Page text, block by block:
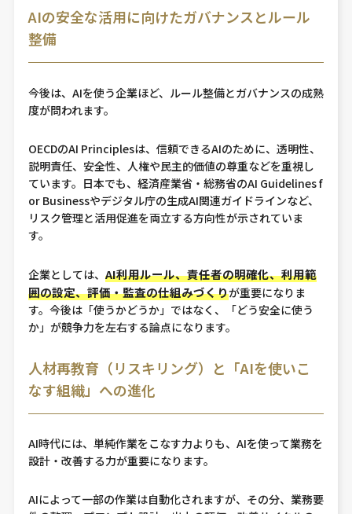
AIの安全な活用に向けたガバナンスとルール
整備
今後は、AIを使う企業ほど、ルール整備とガバナンスの成熟
度が問われます。
OECDのAI Principlesは、信頼できるAIのために、透明性、
説明責任、安全性、人権や民主的価値の尊重などを重視し
ています。日本でも、経済産業省・総務省のAI Guidelines f
or Businessやデジタル庁の生成AI関連ガイドラインなど、
リスク管理と活用促進を両立する方向性が示されていま
す。
企業としては、 AI利用ルール、責任者の明確化、利用範
囲の設定、評価・監査の仕組みづくりが重要になりま
す。今後は「使うかどうか」ではなく、「どう安全に使う
か」が競争力を左右する論点になります。
人材再教育（リスキリング）と「AIを使いこ
なす組織」への進化
AI時代には、単純作業をこなす力よりも、AIを使って業務を
設計・改善する力が重要になります。
AIによって一部の作業は自動化されますが、その分、業務要